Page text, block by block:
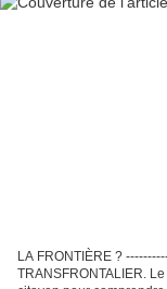
LA FRONTIÈRE ?
TRANSFRONTALIER.